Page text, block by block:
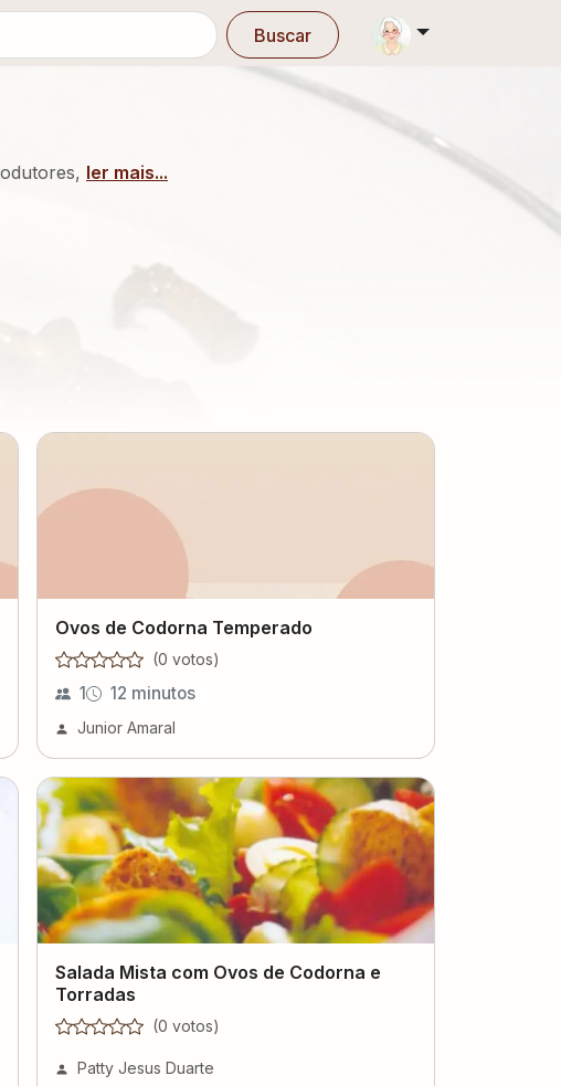
Buscar
ler mais...
Ovos de Codorna Temperado
(0 votos)
1 12 minutos
Junior Amaral
Salada Mista com Ovos de Codorna e
Torradas
(0 votos)
Patty Jesus Duarte